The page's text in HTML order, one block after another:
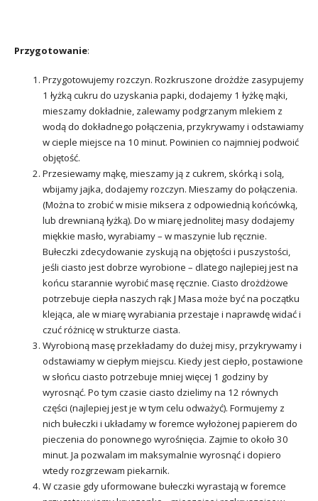
Przygotowanie:
Przygotowujemy rozczyn. Rozkruszone drożdże zasypujemy
1 łyżką cukru do uzyskania papki, dodajemy 1 łyżkę mąki,
mieszamy dokładnie, zalewamy podgrzanym mlekiem z
wodą do dokładnego połączenia, przykrywamy i odstawiamy
w cieple miejsce na 10 minut. Powinien co najmniej podwoić
objętość.
Przesiewamy mąkę, mieszamy ją z cukrem, skórką i solą,
wbijamy jajka, dodajemy rozczyn. Mieszamy do połączenia.
(Można to zrobić w misie miksera z odpowiednią końcówką,
lub drewnianą łyżką). Do w miarę jednolitej masy dodajemy
miękkie masło, wyrabiamy – w maszynie lub ręcznie.
Bułeczki zdecydowanie zyskują na objętości i puszystości,
jeśli ciasto jest dobrze wyrobione – dlatego najlepiej jest na
końcu starannie wyrobić masę ręcznie. Ciasto drożdżowe
potrzebuje ciepła naszych rąk J Masa może być na początku
klejąca, ale w miarę wyrabiania przestaje i naprawdę widać i
czuć różnicę w strukturze ciasta.
Wyrobioną masę przekładamy do dużej misy, przykrywamy i
odstawiamy w ciepłym miejscu. Kiedy jest ciepło, postawione
w słońcu ciasto potrzebuje mniej więcej 1 godziny by
wyrosnąć. Po tym czasie ciasto dzielimy na 12 równych
części (najlepiej jest je w tym celu odważyć). Formujemy z
nich bułeczki i układamy w foremce wyłożonej papierem do
pieczenia do ponownego wyrośnięcia. Zajmie to około 30
minut. Ja pozwalam im maksymalnie wyrosnąć i dopiero
wtedy rozgrzewam piekarnik.
W czasie gdy uformowane bułeczki wyrastają w foremce